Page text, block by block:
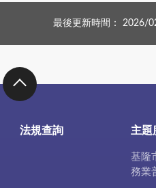
最後更新時間： 2026/
法規查詢 主題
基隆
務業